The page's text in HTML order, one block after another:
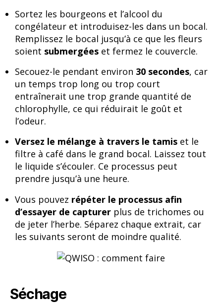
Sortez les bourgeons et l’alcool du
congélateur et introduisez-les dans un bocal.
Remplissez le bocal jusqu’à ce que les fleurs
soient submergées et fermez le couvercle.
Secouez-le pendant environ 30 secondes, car
un temps trop long ou trop court
entraînerait une trop grande quantité de
chlorophylle, ce qui réduirait le goût et
l’odeur.
Versez le mélange à travers le tamis et le
filtre à café dans le grand bocal. Laissez tout
le liquide s’écouler. Ce processus peut
prendre jusqu’à une heure.
Vous pouvez répéter le processus afin
d’essayer de capturer plus de trichomes ou
de jeter l’herbe. Séparez chaque extrait, car
les suivants seront de moindre qualité.
Séchage